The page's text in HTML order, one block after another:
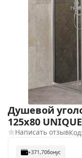
Душевой
125х80
Написать отзывКод:
+371,70бонус